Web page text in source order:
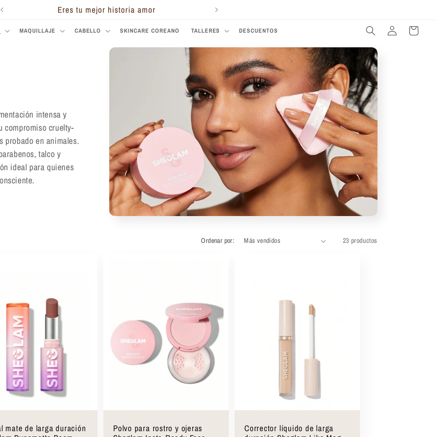
Eres tu mejor historia amor
MAQUILLAJE CABELLO SKINCARE COREANO TALLERES DESCUENTOS
Iniciar
sesión
Carrito
intensa y
compromiso cruelty-
probado en animales.
talco y
ideal para quienes
Ordenar por: 23 productos
Seleccionar opciones
mate de larga duración
Polvo para rostro y ojeras
Seleccionar opciones
Corrector líquido de larga